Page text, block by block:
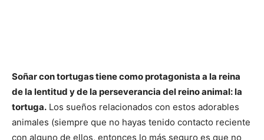
Soñar con tortugas tiene como protagonista a la reina
de la lentitud y de la perseverancia del reino animal: la
tortuga. Los sueños relacionados con estos adorables
animales (siempre que no hayas tenido contacto reciente
con alguno de ellos, entonces lo más seguro es que no